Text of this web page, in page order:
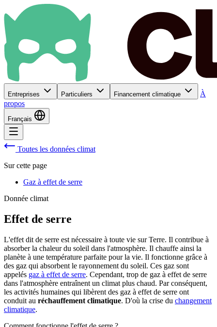
Entreprises Particuliers Financement climatique
À
propos
Français
Toutes les données climat
Sur cette page
Gaz à effet de serre
Donnée climat
Effet de serre
L'effet dit de serre est nécessaire à toute vie sur Terre. Il contribue à
absorber la chaleur du soleil dans l'atmosphère. Il chauffe ainsi la
planète à une température parfaite pour la vie. Il fonctionne grâce à
des gaz qui absorbent le rayonnement du soleil. Ces gaz sont
appelés gaz à effet de serre. Cependant, trop de gaz à effet de serre
dans l'atmosphère entraînent un climat plus chaud. Par conséquent,
les activités humaines qui libèrent des gaz à effet de serre ont
conduit au réchauffement climatique. D'où la crise du changement
climatique.